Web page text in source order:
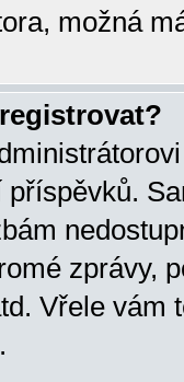
možná
zprávy,
Vřele vám